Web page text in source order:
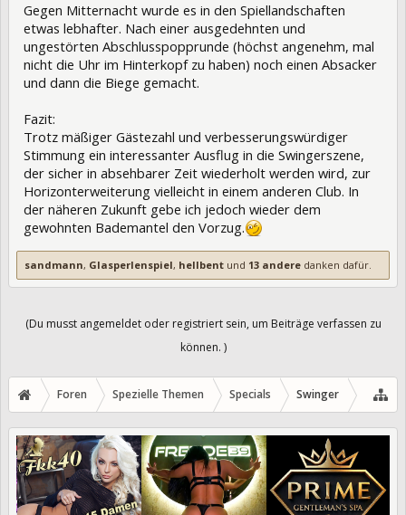
Gegen Mitternacht wurde es in den Spiellandschaften
etwas lebhafter. Nach einer ausgedehnten und
ungestörten Abschlusspopprunde (höchst angenehm, mal
nicht die Uhr im Hinterkopf zu haben) noch einen Absacker
und dann die Biege gemacht.
Fazit:
Trotz mäßiger Gästezahl und verbesserungswürdiger
Stimmung ein interessanter Ausflug in die Swingerszene,
der sicher in absehbarer Zeit wiederholt werden wird, zur
Horizonterweiterung vielleicht in einem anderen Club. In
der näheren Zukunft gebe ich jedoch wieder dem
gewohnten Bademantel den Vorzug.
sandmann, Glasperlenspiel, hellbent und 13 andere danken dafür.
(Du musst angemeldet oder registriert sein, um Beiträge verfassen zu
können. )
Foren Spezielle Themen Specials Swinger